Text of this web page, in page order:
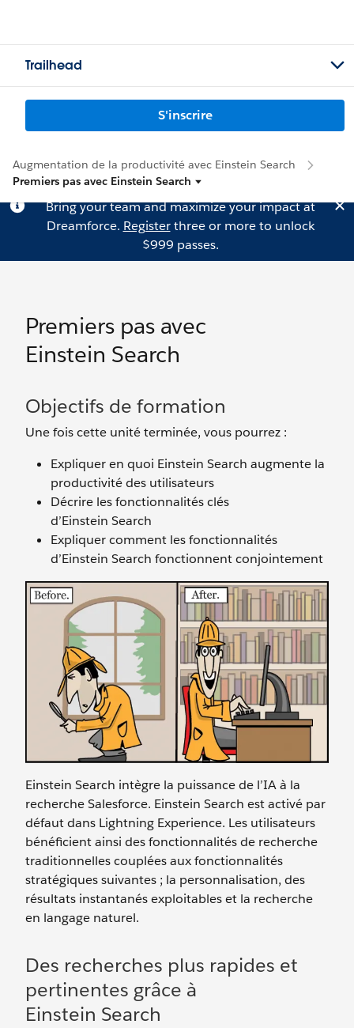
Trailhead
S'inscrire
Augmentation de la productivité avec Einstein Search
Premiers pas avec Einstein Search
Bring your team and maximize your impact at
Dreamforce. Registerthree or more to unlock
$999 passes.
Premiers pas avec
Einstein Search
Objectifs de formation
Une fois cette unité terminée, vous pourrez :
Expliquer en quoi Einstein Search augmente la
productivité des utilisateurs
Décrire les fonctionnalités clés
d’Einstein Search
Expliquer comment les fonctionnalités
d’Einstein Search fonctionnent conjointement
Einstein Search intègre la puissance de l’IA à la
recherche Salesforce. Einstein Search est activé par
défaut dans Lightning Experience. Les utilisateurs
bénéficient ainsi des fonctionnalités de recherche
traditionnelles couplées aux fonctionnalités
stratégiques suivantes ; la personnalisation, des
résultats instantanés exploitables et la recherche
en langage naturel.
Des recherches plus rapides et
pertinentes grâce à
Einstein Search